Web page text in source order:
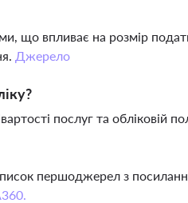
що впливає на розмір
Джерело
послуг та обліковій
першоджерел з